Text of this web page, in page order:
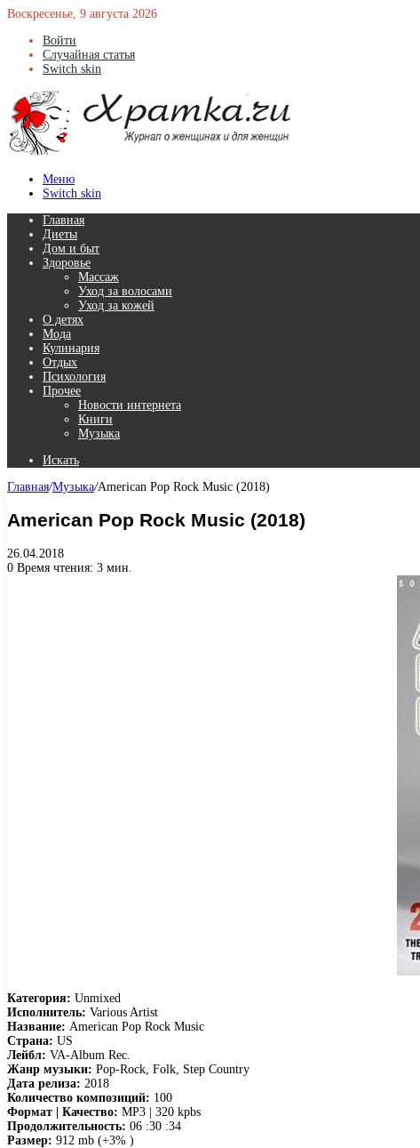
Воскресенье, 9 августа 2026
Войти
Случайная статья
Switch skin
Меню
Switch skin
Главная
Диеты
Дом и быт
Здоровье
Массаж
Уход за волосами
Уход за кожей
О детях
Мода
Кулинария
Отдых
Психология
Прочее
Новости интернета
Книги
Музыка
Искать
Главная/Музыка/American Pop Rock Music (2018)
American Pop Rock Music (2018)
26.04.2018
0 Время чтения: 3 мин.
Категория: Unmixed
Исполнитель: Various Artist
Название: American Pop Rock Music
Страна: US
Лейбл: VA-Album Rec.
Жанр музыки: Pop-Rock, Folk, Step Country
Дата релиза: 2018
Количество композиций: 100
Формат | Качество: MP3 | 320 kpbs
Продолжительность: 06 :30 :34
Размер: 912 mb (+3% )